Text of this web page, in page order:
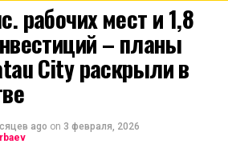
рабочих мест и 1,8
– планы
City раскрыли в
ago on 3 февраля, 2026